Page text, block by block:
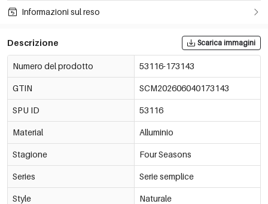
Informazioni sul reso
Descrizione Scarica immagini
Numero del prodotto 53116-173143
GTIN SCM202606040173143
SPU ID 53116
Material Alluminio
Stagione Four Seasons
Series Serie semplice
Style Naturale